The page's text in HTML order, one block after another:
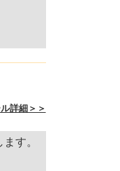
詳細＞＞
す。